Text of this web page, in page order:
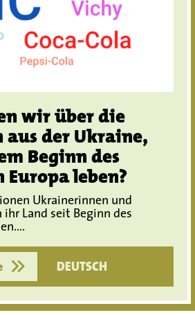
wir über die
aus der Ukraine,
Beginn des
Europa leben?
Ukrainerinnen und
Land seit Beginn des
DEUTSCH